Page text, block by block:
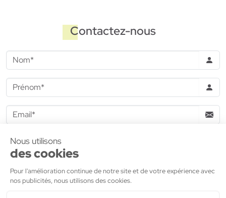
Contactez-nous
part deMDH Promotion